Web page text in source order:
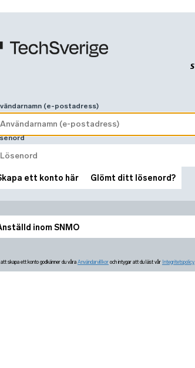
inom SNMO
(e-postadress)
ett konto här Glömt ditt lösenord?
skapa ett konto godkänner du våra Användarvillkor och intygar att du läst vår Integritetspolicy.